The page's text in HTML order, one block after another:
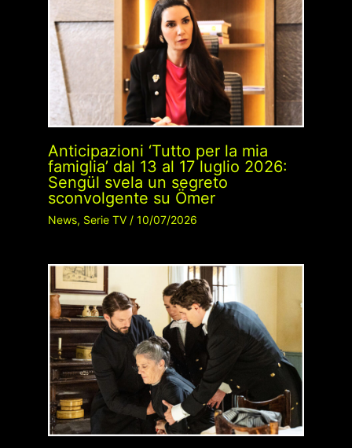
Anticipazioni ‘Tutto per la mia
famiglia’ dal 13 al 17 luglio 2026:
Sengül svela un segreto
sconvolgente su Ömer
News, Serie TV/ 10/07/2026